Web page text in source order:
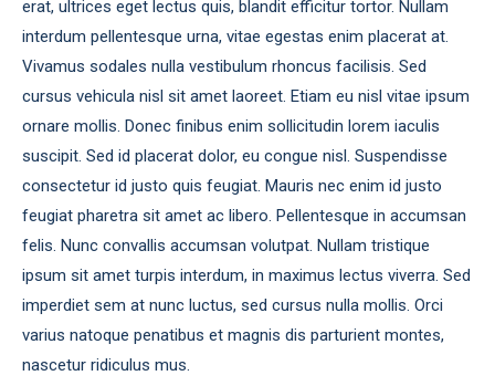
erat, ultrices eget lectus quis, blandit efficitur tortor. Nullam
interdum pellentesque urna, vitae egestas enim placerat at.
Vivamus sodales nulla vestibulum rhoncus facilisis. Sed
cursus vehicula nisl sit amet laoreet. Etiam eu nisl vitae ipsum
ornare mollis. Donec finibus enim sollicitudin lorem iaculis
suscipit. Sed id placerat dolor, eu congue nisl. Suspendisse
consectetur id justo quis feugiat. Mauris nec enim id justo
feugiat pharetra sit amet ac libero. Pellentesque in accumsan
felis. Nunc convallis accumsan volutpat. Nullam tristique
ipsum sit amet turpis interdum, in maximus lectus viverra. Sed
imperdiet sem at nunc luctus, sed cursus nulla mollis. Orci
varius natoque penatibus et magnis dis parturient montes,
nascetur ridiculus mus.